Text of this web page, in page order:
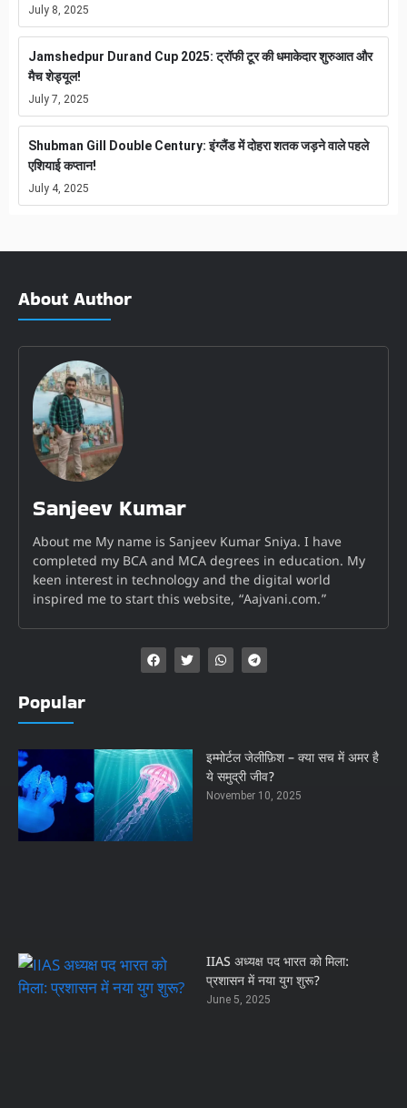
July 8, 2025
Jamshedpur Durand Cup 2025: ट्रॉफी टूर की धमाकेदार शुरुआत और
मैच शेड्यूल!
July 7, 2025
Shubman Gill Double Century: इंग्लैंड में दोहरा शतक जड़ने वाले पहले
एशियाई कप्तान!
July 4, 2025
About Author
Sanjeev Kumar
About me My name is Sanjeev Kumar Sniya. I have
completed my BCA and MCA degrees in education. My
keen interest in technology and the digital world
inspired me to start this website, “Aajvani.com.”
Popular
इम्मोर्टल जेलीफ़िश – क्या सच में अमर है
ये समुद्री जीव?
November 10, 2025
IIAS अध्यक्ष पद भारत को मिला:
प्रशासन में नया युग शुरू?
June 5, 2025